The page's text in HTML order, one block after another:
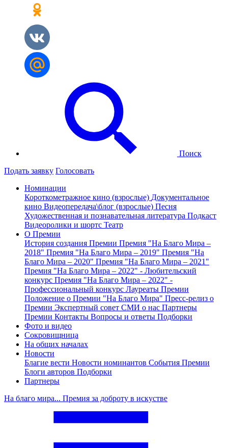
Поиск
Подать заявку Голосовать
Номинации
Короткометражное кино (взрослые) Документальное
кино Видеопередача\блог (взрослые) Песня
Художественная и познавательная литература Подкаст
Видеоролики и шортс Театр
О Премии
История создания Премии Премия "На Благо Мира –
2018" Премия "На Благо Мира – 2019" Премия "На
Благо Мира – 2020" Премия "На Благо Мира – 2021"
Премия "На Благо Мира – 2022" - Любительский
конкурс Премия "На Благо Мира – 2022" -
Профессиональный конкурс Лауреаты Премии
Положение о Премии "На Благо Мира" Пресс-релиз о
Премии Экспертный совет СМИ о нас Партнеры
Премии Контакты Вопросы и ответы Подборки
Фото и видео
Сокровищница
На общих началах
Новости
Благие вести Новости номинантов События Премии
Блоги авторов Подборки
Партнеры
На благо мира... Премия за доброту в искустве